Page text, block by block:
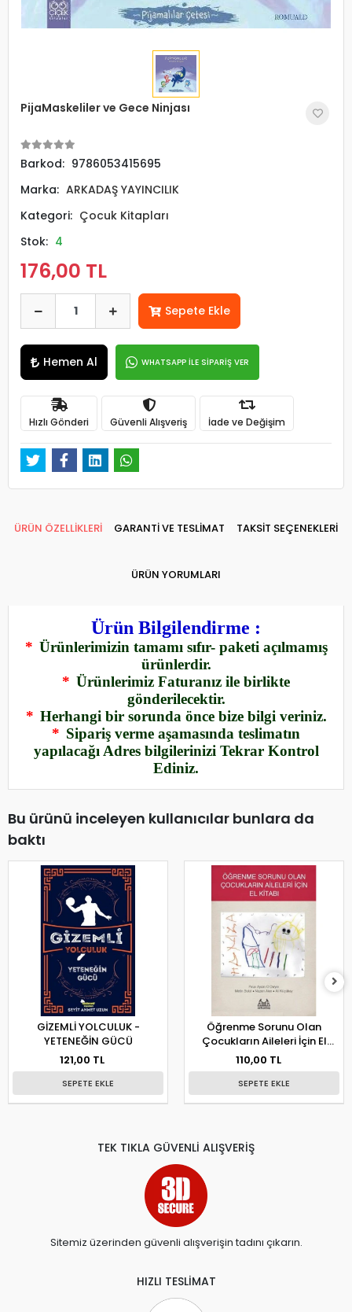
PijaMaskeliler ve Gece Ninjası
Barkod: 9786053415695
Marka: ARKADAŞ YAYINCILIK
Kategori: Çocuk Kitapları
Stok: 4
176,00 TL
Sepete Ekle
Hemen Al WHATSAPP İLE SİPARİŞ VER
Hızlı Gönderi Güvenli Alışveriş İade ve Değişim
ÜRÜN ÖZELLİKLERİ GARANTİ VE TESLİMAT TAKSİT SEÇENEKLERİ
ÜRÜN YORUMLARI
Ürün Bilgilendirme :
* Ürünlerimizin tamamı sıfır- paketi açılmamış
ürünlerdir.
* Ürünlerimiz Faturanız ile birlikte
gönderilecektir.
* Herhangi bir sorunda önce bize bilgi veriniz.
* Sipariş verme aşamasında teslimatın
yapılacağı Adres bilgilerinizi Tekrar Kontrol
Ediniz.
Bu ürünü inceleyen kullanıcılar bunlara da
baktı
GİZEMLİ YOLCULUK -
YETENEĞİN GÜCÜ
121,00 TL
SEPETE EKLE
Öğrenme Sorunu Olan
Çocukların Aileleri İçin El
Kitabı
110,00 TL
SEPETE EKLE
TEK TIKLA GÜVENLİ ALIŞVERİŞ
Sitemiz üzerinden güvenli alışverişin tadını çıkarın.
HIZLI TESLİMAT